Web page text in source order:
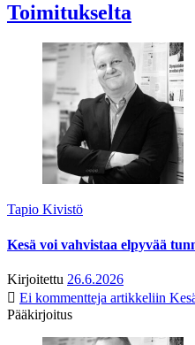
Toimitukselta
Tapio Kivistö
Kesä voi vahvistaa elpyvää
Kirjoitettu 26.6.2026
Ei kommentteja artikkeliin
Pääkirjoitus